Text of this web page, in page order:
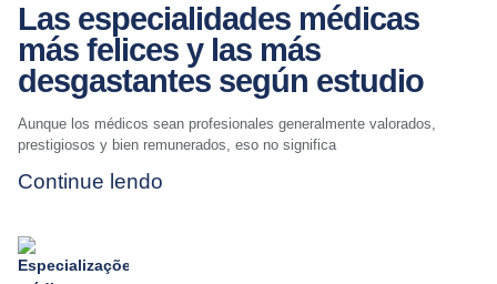
Las especialidades médicas
más felices y las más
desgastantes según estudio
Aunque los médicos sean profesionales generalmente valorados,
prestigiosos y bien remunerados, eso no significa
Continue lendo